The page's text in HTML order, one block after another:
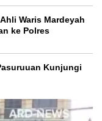
Waris Mardeyah
ke Polres
Kunjungi